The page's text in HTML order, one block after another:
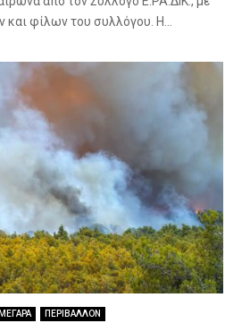
και φίλων του συλλόγου. Η...
ΜΕΓΑΡΑ ΠΕΡΙΒΑΛΛΟΝ